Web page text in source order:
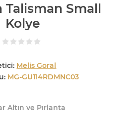
Talisman Small
Kolye
Melis Goral
MG-GU114RDMNC03
Altın ve Pırlanta